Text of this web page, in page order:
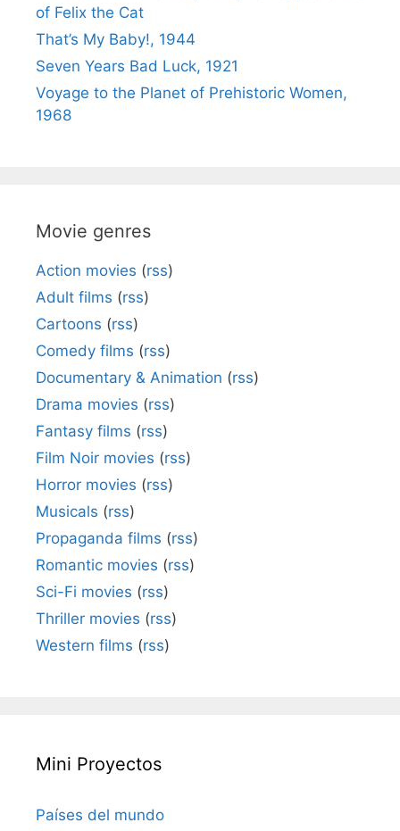
of Felix the Cat
That’s My Baby!, 1944
Seven Years Bad Luck, 1921
Voyage to the Planet of Prehistoric Women,
1968
Movie genres
Action movies (rss)
Adult films (rss)
Cartoons (rss)
Comedy films (rss)
Documentary & Animation (rss)
Drama movies (rss)
Fantasy films (rss)
Film Noir movies (rss)
Horror movies (rss)
Musicals (rss)
Propaganda films (rss)
Romantic movies (rss)
Sci-Fi movies (rss)
Thriller movies (rss)
Western films (rss)
Mini Proyectos
Países del mundo